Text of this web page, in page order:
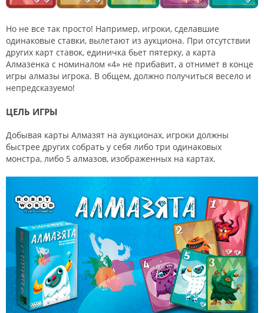
Но не все так просто! Например, игроки, сделавшие
одинаковые ставки, вылетают из аукциона. При отсутствии
других карт ставок, единичка бьет пятерку, а карта
Алмазенка с номиналом «4» не прибавит, а отнимет в конце
игры алмазы игрока. В общем, должно получиться весело и
непредсказуемо!
ЦЕЛЬ ИГРЫ
Добывая карты Алмазят на аукционах, игроки должны
быстрее других собрать у себя либо три одинаковых
монстра, либо 5 алмазов, изображенных на картах.